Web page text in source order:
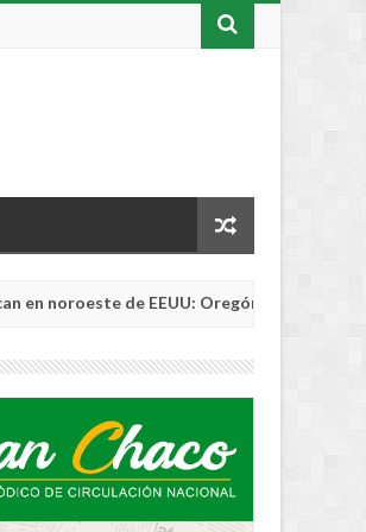
de EEUU: Oregón rompe récord de área